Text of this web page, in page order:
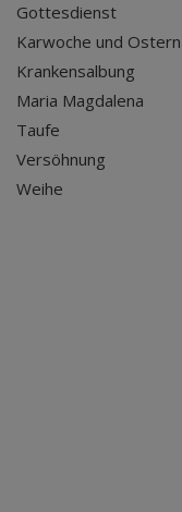
Gottesdienst
Karwoche und Ostern
Krankensalbung
Maria Magdalena
Taufe
Versöhnung
Weihe